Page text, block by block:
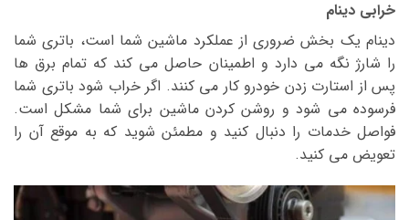
خرابی دینام
دینام یک بخش ضروری از عملکرد ماشین شما است، باتری شما
را شارژ نگه می دارد و اطمینان حاصل می کند که تمام برق ها
پس از استارت زدن خودرو کار می کنند. اگر خراب شود باتری شما
فرسوده می شود و روشن کردن ماشین برای شما مشکل است.
فواصل خدمات را دنبال کنید و مطمئن شوید که به موقع آن را
تعویض می کنید.